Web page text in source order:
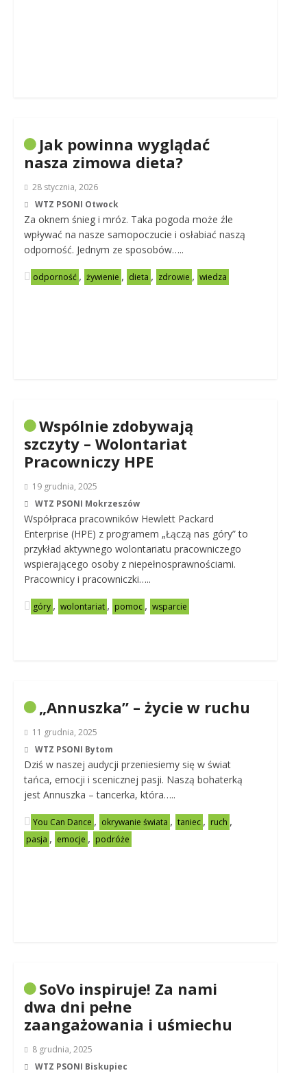
Jak powinna wyglądać
nasza zimowa dieta?
28 stycznia, 2026
WTZ PSONI Otwock
Za oknem śnieg i mróz. Taka pogoda może źle
wpływać na nasze samopoczucie i osłabiać naszą
odporność. Jednym ze sposobów…..
odporność , żywienie , dieta , zdrowie , wiedza
Wspólnie zdobywają
szczyty – Wolontariat
Pracowniczy HPE
19 grudnia, 2025
WTZ PSONI Mokrzeszów
Współpraca pracowników Hewlett Packard
Enterprise (HPE) z programem „Łączą nas góry” to
przykład aktywnego wolontariatu pracowniczego
wspierającego osoby z niepełnosprawnościami.
Pracownicy i pracowniczki…..
góry , wolontariat , pomoc , wsparcie
„Annuszka” – życie w ruchu
11 grudnia, 2025
WTZ PSONI Bytom
Dziś w naszej audycji przeniesiemy się w świat
tańca, emocji i scenicznej pasji. Naszą bohaterką
jest Annuszka – tancerka, która…..
You Can Dance , okrywanie świata , taniec , ruch ,
pasja , emocje , podróże
SoVo inspiruje! Za nami
dwa dni pełne
zaangażowania i uśmiechu
8 grudnia, 2025
WTZ PSONI Biskupiec